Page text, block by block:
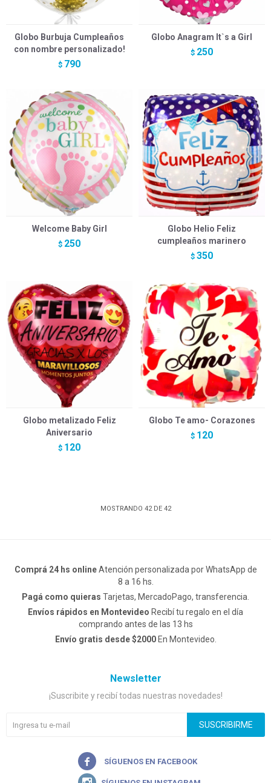
Globo Burbuja Cumpleaños
con nombre personalizado!
$ 790
Globo Anagram It`s a Girl
$ 250
Welcome Baby Girl
$ 250
Globo Helio Feliz
cumpleaños marinero
$ 350
Globo metalizado Feliz
Aniversario
$ 120
Globo Te amo- Corazones
$ 120
MOSTRANDO 42DE 42
Comprá 24 hs onlineAtención personalizada por WhatsApp de
8 a 16 hs.
Pagá como quieras Tarjetas, MercadoPago, transferencia.
Envíos rápidos en Montevideo Recibí tu regalo en el día
comprando antes de las 13 hs
Envío gratis desde $2000En Montevideo.
Newsletter
¡Suscribite y recibí todas nuestras novedades!
SUSCRIBIRME
